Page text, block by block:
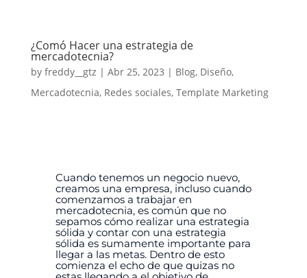
¿Comó Hacer una estrategia de
mercadotecnia?
by freddy__gtz | Abr 25, 2023 | Blog, Diseño,
Mercadotecnia, Redes sociales, Template Marketing
Cuando tenemos un negocio nuevo,
creamos una empresa, incluso cuando
comenzamos a trabajar en
mercadotecnia, es común que no
sepamos cómo realizar una estrategia
sólida y contar con una estrategia
sólida es sumamente importante para
llegar a las metas. Dentro de esto
comienza el echo de que quizas no